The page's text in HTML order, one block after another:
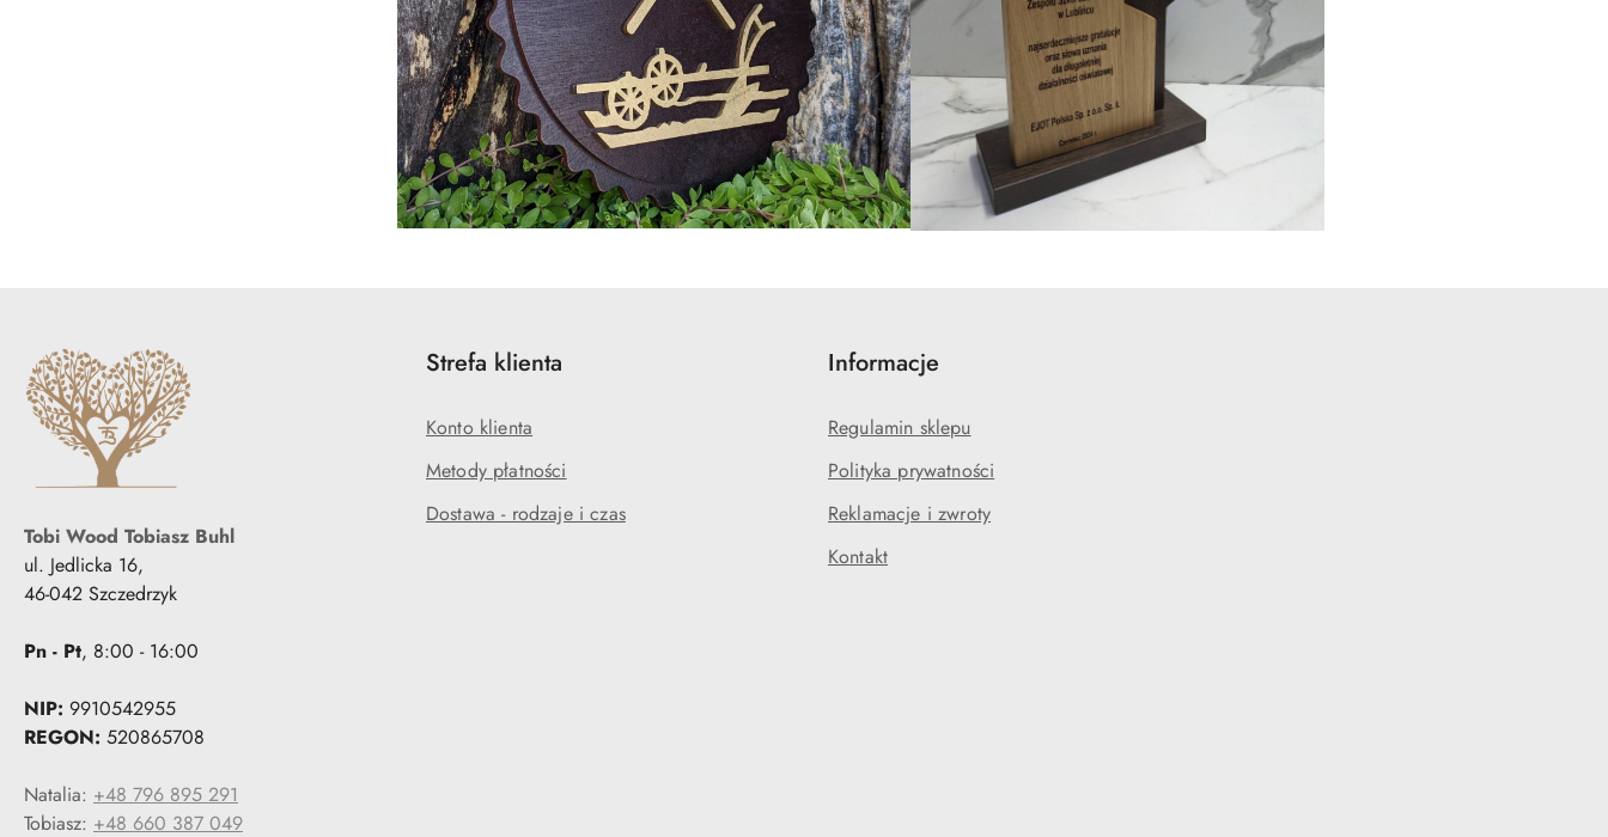
Tobi Wood Tobiasz Buhl
ul. Jedlicka 16,
46-042 Szczedrzyk
Pn - Pt, 8:00 - 16:00
NIP: 9910542955
REGON: 520865708
Natalia: +48 796 895 291
Tobiasz: +48 660 387 049
Strefa klienta
Konto klienta
Metody płatności
Dostawa - rodzaje i czas
Informacje
Regulamin sklepu
Polityka prywatności
Reklamacje i zwroty
Kontakt